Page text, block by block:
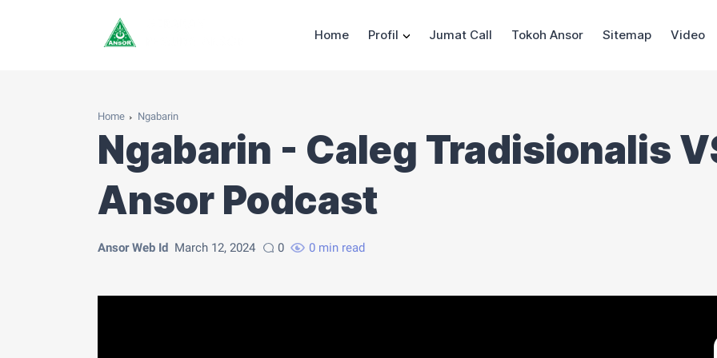
Home Profil Jumat Call Tokoh Ansor Sitemap Video
Home Ngabarin
Ngabarin - Caleg Tradisionalis
Ansor Podcast
Ansor Web Id March 12, 2024 0 0 min read